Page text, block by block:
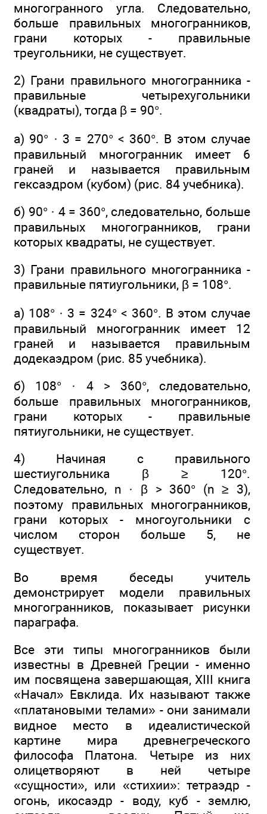
многогранного угла. Следовательно,
больше правильных многогранников,
грани которых - правильные
треугольники, не существует.
2) Грани правильного многогранника -
правильные четырехугольники
(квадраты), тогда β = 90°.
а) 90° · 3 = 270° < 360°. В этом случае
правильный многогранник имеет 6
граней и называется правильным
гексаэдром (кубом) (рис. 84 учебника).
б) 90° · 4 = 360°, следовательно, больше
правильных многогранников, грани
которых квадраты, не существует.
3) Грани правильного многогранника -
правильные пятиугольники, β = 108°.
а) 108° · 3 = 324° < 360°. В этом случае
правильный многогранник имеет 12
граней и называется правильным
додекаэдром (рис. 85 учебника).
б) 108° · 4 > 360°, следовательно,
больше правильных многогранников,
грани которых - правильные
пятиугольники, не существует.
4) Начиная с правильного
шестиугольника β ≥ 120°.
Следовательно, n · β > 360° (n ≥ 3),
поэтому правильных многогранников,
грани которых - многоугольники с
числом сторон больше 5, не
существует.
Во время беседы учитель
демонстрирует модели правильных
многогранников, показывает рисунки
параграфа.
Все эти типы многогранников были
известны в Древней Греции - именно
им посвящена завершающая, XIII книга
«Начал» Евклида. Их называют также
«платановыми телами» - они занимали
видное место в идеалистической
картине мира древнегреческого
философа Платона. Четыре из них
олицетворяют в ней четыре
«сущности», или «стихии»: тетраэдр -
огонь, икосаэдр - воду, куб - землю,